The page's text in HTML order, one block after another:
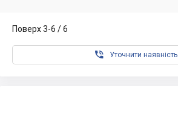
Поверх 3-6 / 6
 Уточнити наявність